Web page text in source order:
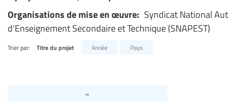
Organisations de mise en œuvre: Syndicat National
d'Enseignement Secondaire et Technique (SNAPEST)
Trier par: Titre du projet Année Pays
«